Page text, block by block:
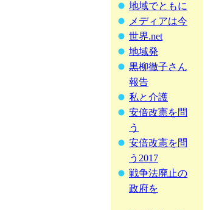
地域でともに
メディアは今
世界.net
地域発
黒柳徹子さん
報告
私と介護
安倍改憲を問
う
安倍改憲を問
う2017
戦争法廃止の
政府を